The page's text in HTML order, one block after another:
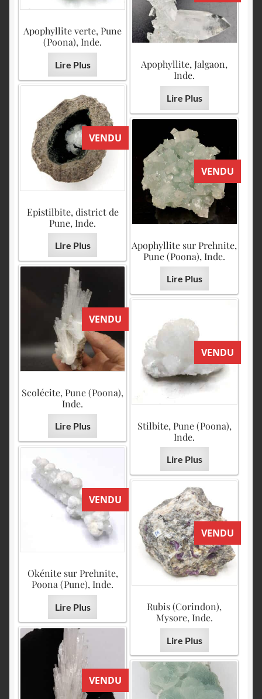
Apophyllite verte, Pune
(Poona), Inde.
Lire Plus
Apophyllite, Jalgaon,
Inde.
Lire Plus
VENDU
Epistilbite, district de
Pune, Inde.
Lire Plus
VENDU
Apophyllite sur Prehnite,
Pune (Poona), Inde.
Lire Plus
VENDU
Scolécite, Pune (Poona),
Inde.
Lire Plus
VENDU
Stilbite, Pune (Poona),
Inde.
Lire Plus
VENDU
Okénite sur Prehnite,
Poona (Pune), Inde.
Lire Plus
VENDU
Rubis (Corindon),
Mysore, Inde.
Lire Plus
VENDU